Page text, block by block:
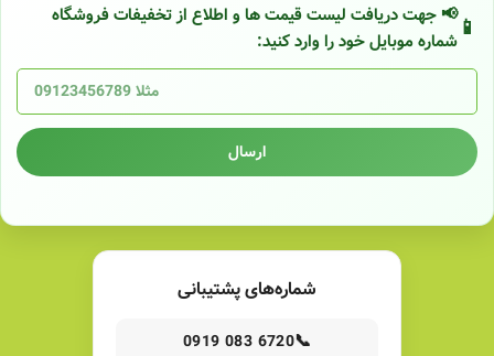
📢 جهت دریافت لیست قیمت ها و اطلاع از تخفیفات فروشگاه
شماره موبایل خود را وارد کنید:
ارسال
شماره‌های پشتیبانی
📞
0919 083 6720